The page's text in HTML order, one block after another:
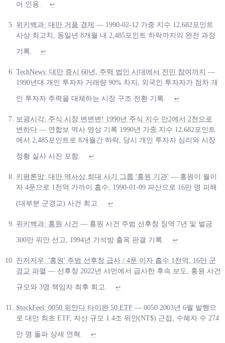
어 인용. ↩
위키백과: 대만 거품 경제 — 1990-02-12 가중 지수 12,682포인트
사상 최고치, 동일년 8개월 내 2,485포인트 하락까지의 완전 과정
기록. ↩
TechNews: 대만 증시 60년, 주력 법인 시대에서 전민 참여까지 —
1990년대 개인 투자자 거래량 90% 차지, 외국인 투자자가 점차 개
인 투자자 주력을 대체하는 시장 구조 전환 기록. ↩
보광시각: 주식 시장 변변변! 1990년 주식 지수 만2에서 2천으로
변하다 — 연합보 역사 영상 기록 1990년 가중 지수 12,682포인트
에서 2,485포인트로 8개월간 하락, 당시 개인 투자자 심리와 시장
정황 실사 사진 포함. ↩
키평론망: 대만 역사상 최대 사기 그룹 '홍원 기관' — 홍원이 월이
자 4푼으로 1천억 가까이 흡수, 1990-01-09 파산으로 16만 명 피해
(대부분 군경교) 사건 회고. ↩
위키백과: 홍원 사건 — 홍원 사건 주범 선후창 징역 7년 및 벌금
300만 위안 선고, 1994년 가석방 출옥 판결 기록. ↩
진저저우: '홍원' 주범 선후창 급사 / 4푼 이자 흡수 1천억, 16만 군
경교 파멸 — 선후창 2022년 샤먼에서 급사한 후속 보도, 홍원 사건
규모와 3명 책임자 최후 회고. ↩
StockFeel: 0050 위안다 타이완 50 ETF — 0050 2003년 6월 발행으
로 대만 최초 ETF, 자산 규모 1.4조 위안(NT$) 근접, 수혜자 수 274
만 명 돌파 상세 연혁. ↩